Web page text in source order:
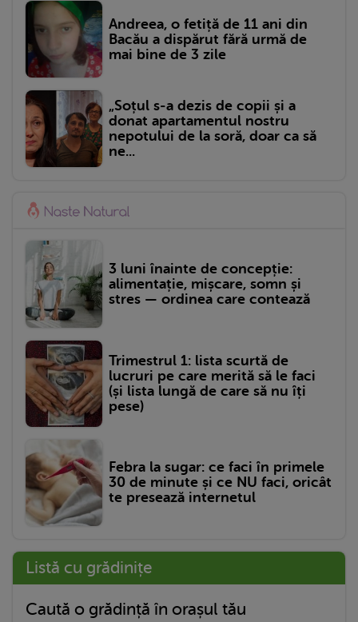
Andreea, o fetiță de 11 ani din
Bacău a dispărut fără urmă de
mai bine de 3 zile
„Soțul s-a dezis de copii și a
donat apartamentul nostru
nepotului de la soră, doar ca să
ne...
3 luni înainte de concepție:
alimentație, mișcare, somn și
stres — ordinea care contează
Trimestrul 1: lista scurtă de
lucruri pe care merită să le faci
(și lista lungă de care să nu îți
pese)
Febra la sugar: ce faci în primele
30 de minute și ce NU faci, oricât
te presează internetul
Listă cu grădinițe
Caută o grădință în orașul tău